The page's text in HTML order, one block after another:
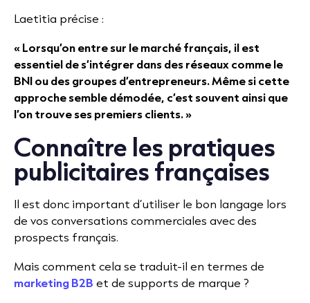
Laetitia précise :
« Lorsqu’on entre sur le marché français, il est
essentiel de s’intégrer dans des réseaux comme le
BNI ou des groupes d’entrepreneurs. Même si cette
approche semble démodée, c’est souvent ainsi que
l’on trouve ses premiers clients. »
Connaître les pratiques
publicitaires françaises
Il est donc important d’utiliser le bon langage lors
de vos conversations commerciales avec des
prospects français.
Mais comment cela se traduit-il en termes de
marketing B2B et de supports de marque ?